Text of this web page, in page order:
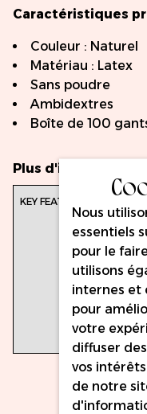
Caractéristiques
Couleur : Naturel
Matériau : Latex
Sans poudre
Ambidextres
Boîte de 100
Plus d'infos
Nous
essentiels
pour le
utilisons
internes et
pour
votre
diffuser
vos
de notre